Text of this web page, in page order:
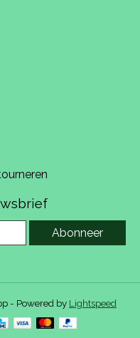
Abonneer
- Powered by Lightspeed